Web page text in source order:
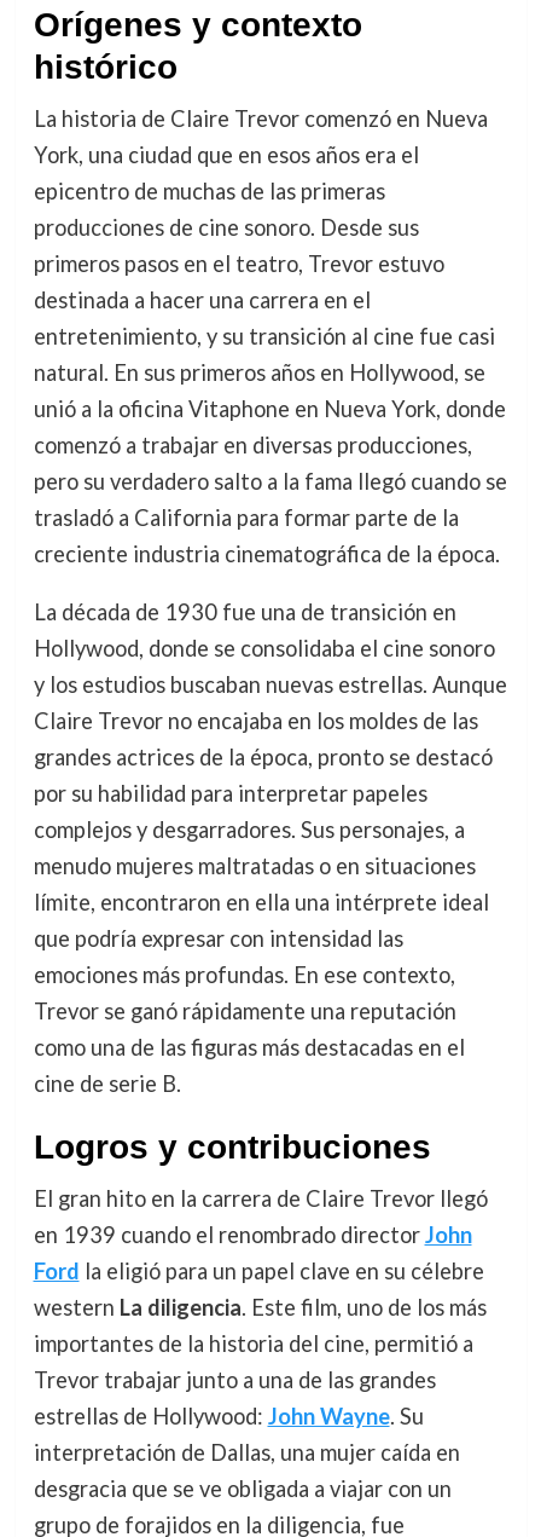
Orígenes y contexto
histórico
La historia de Claire Trevor comenzó en Nueva
York, una ciudad que en esos años era el
epicentro de muchas de las primeras
producciones de cine sonoro. Desde sus
primeros pasos en el teatro, Trevor estuvo
destinada a hacer una carrera en el
entretenimiento, y su transición al cine fue casi
natural. En sus primeros años en Hollywood, se
unió a la oficina Vitaphone en Nueva York, donde
comenzó a trabajar en diversas producciones,
pero su verdadero salto a la fama llegó cuando se
trasladó a California para formar parte de la
creciente industria cinematográfica de la época.
La década de 1930 fue una de transición en
Hollywood, donde se consolidaba el cine sonoro
y los estudios buscaban nuevas estrellas. Aunque
Claire Trevor no encajaba en los moldes de las
grandes actrices de la época, pronto se destacó
por su habilidad para interpretar papeles
complejos y desgarradores. Sus personajes, a
menudo mujeres maltratadas o en situaciones
límite, encontraron en ella una intérprete ideal
que podría expresar con intensidad las
emociones más profundas. En ese contexto,
Trevor se ganó rápidamente una reputación
como una de las figuras más destacadas en el
cine de serie B.
Logros y contribuciones
El gran hito en la carrera de Claire Trevor llegó
en 1939 cuando el renombrado directorJohn
Ford la eligió para un papel clave en su célebre
western La diligencia. Este film, uno de los más
importantes de la historia del cine, permitió a
Trevor trabajar junto a una de las grandes
estrellas de Hollywood: John Wayne. Su
interpretación de Dallas, una mujer caída en
desgracia que se ve obligada a viajar con un
grupo de forajidos en la diligencia, fue